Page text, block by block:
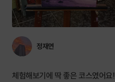
정재연
체험해보기에 딱 좋은 코스였어요!